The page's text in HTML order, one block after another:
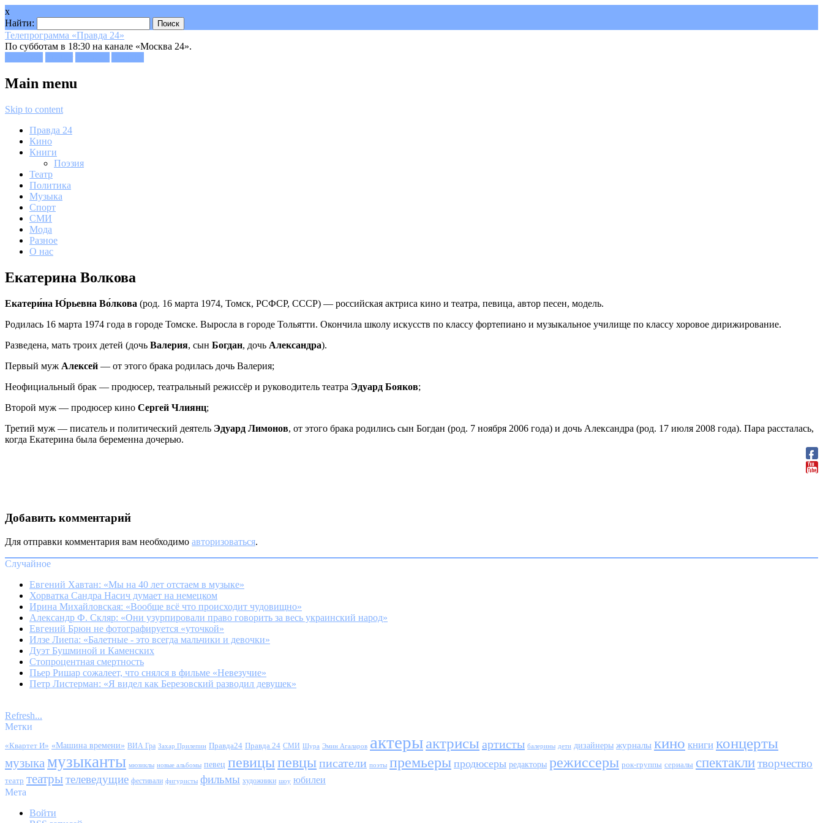
x
Найти:
Телепрограмма «Правда 24»
По субботам в 18:30 на канале «Москва 24».
Main menu
Skip to content
Правда 24
Кино
Книги
Поэзия
Театр
Политика
Музыка
Спорт
СМИ
Мода
Разное
О нас
Екатерина Волкова
Екатери́на Ю́рьевна Во́лкова (род. 16 марта 1974, Томск, РСФСР, СССР) — российская актриса кино и театра, певица, автор песен, модель.
Родилась 16 марта 1974 года в городе Томске. Выросла в городе Тольятти. Окончила школу искусств по классу фортепиано и музыкальное училище по классу хоровое дирижирование.
Разведена, мать троих детей (дочь Валерия, сын Богдан, дочь Александра).
Первый муж Алексей — от этого брака родилась дочь Валерия;
Неофициальный брак — продюсер, театральный режиссёр и руководитель театра Эдуард Бояков;
Второй муж — продюсер кино Сергей Члиянц;
Третий муж — писатель и политический деятель Эдуард Лимонов, от этого брака родились сын Богдан (род. 7 ноября 2006 года) и дочь Александра (род. 17 июля 2008 года). Пара рассталась,
когда Екатерина была беременна дочерью.
Добавить комментарий
Для отправки комментария вам необходимо авторизоваться.
Случайное
Евгений Хавтан: «Мы на 40 лет отстаем в музыке»
Хорватка Сандра Насич думает на немецком
Ирина Михайловская: «Вообще всё что происходит чудовищно»
Александр Ф. Скляр: «Они узурпировали право говорить за весь украинский народ»
Евгений Брюн не фотографируется «уточкой»
Илзе Лиепа: «Балетные - это всегда мальчики и девочки»
Дуэт Бушминой и Каменских
Стопроцентная смертность
Пьер Ришар сожалеет, что снялся в фильме «Невезучие»
Петр Листерман: «Я видел как Березовский разводил девушек»
Refresh...
Метки
«Квартет И» «Машина времени» ВИА Гра Захар Прилепин Правда24 Правда 24 СМИ Шура Эмин Агаларов актерыактрисы артисты балерины дети дизайнеры журналы кино книги концерты
музыкамузыканты мюзиклы новые альбомы певец певицыпевцыписатели поэты премьеры продюсеры редакторы режиссеры рок-группы сериалы спектаклитворчество
театр театрытелеведущие фестивали фигуристы фильмы художники шоу юбилеи
Мета
Войти